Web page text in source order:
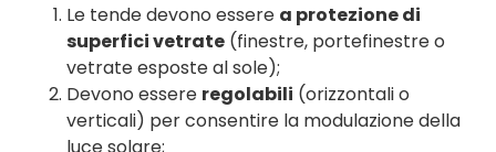
Le tende devono essere a protezione di
superfici vetrate (finestre, portefinestre o
vetrate esposte al sole);
Devono essere regolabili (orizzontali o
verticali) per consentire la modulazione della